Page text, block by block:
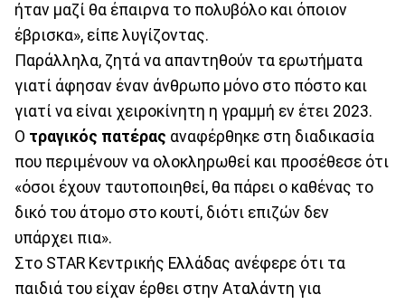
ήταν μαζί θα έπαιρνα το πολυβόλο και όποιον
έβρισκα», είπε λυγίζοντας.
Παράλληλα, ζητά να απαντηθούν τα ερωτήματα
γιατί άφησαν έναν άνθρωπο μόνο στο πόστο και
γιατί να είναι χειροκίνητη η γραμμή εν έτει 2023.
Ο τραγικός πατέρας αναφέρθηκε στη διαδικασία
που περιμένουν να ολοκληρωθεί και προσέθεσε ότι
«όσοι έχουν ταυτοποιηθεί, θα πάρει ο καθένας το
δικό του άτομο στο κουτί, διότι επιζών δεν
υπάρχει πια».
Στο STAR Κεντρικής Ελλάδας ανέφερε ότι τα
παιδιά του είχαν έρθει στην Αταλάντη για